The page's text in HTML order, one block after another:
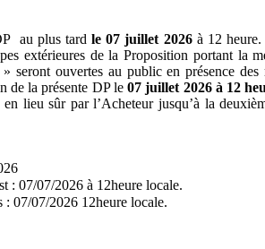
au plus tardle 07 juillet 2026à 12 heure.
extérieures de la Proposition portant la
ouvertes au public en présence des
de la présente DP le07 juillet 2026 à 12
lieu sûr par l’Acheteur jusqu’à la
: 07/07/2026 à 12heure locale.
: 07/07/2026 12heure locale.